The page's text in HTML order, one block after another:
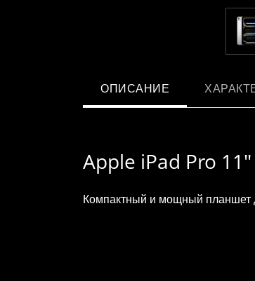
ОПИСАНИЕ
Apple iPad Pro
Компактный и мощный планшет